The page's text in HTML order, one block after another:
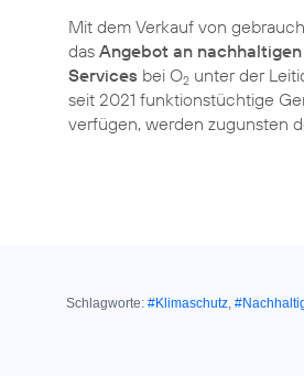
Mit dem Verkauf von
das Angebot an
Services bei O2 unter der
seit 2021 funktionstüchtige
verfügen, werden zugunsten
Schlagworte: #Klimaschutz,